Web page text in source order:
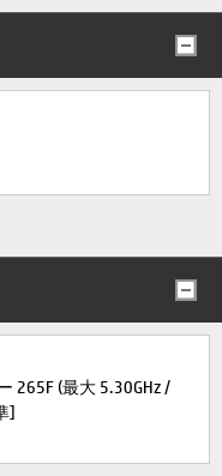
265F (最大 5.30GHz /
]